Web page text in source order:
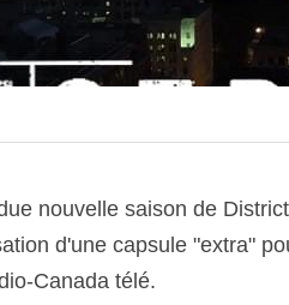
nouvelle saison de
d'une capsule "extra"
Canada télé.